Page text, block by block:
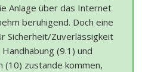
Anlage über das Internet
beruhigend. Doch eine
Sicherheit/Zuverlässigkeit
(9.1) und
(10) zustande kommen,